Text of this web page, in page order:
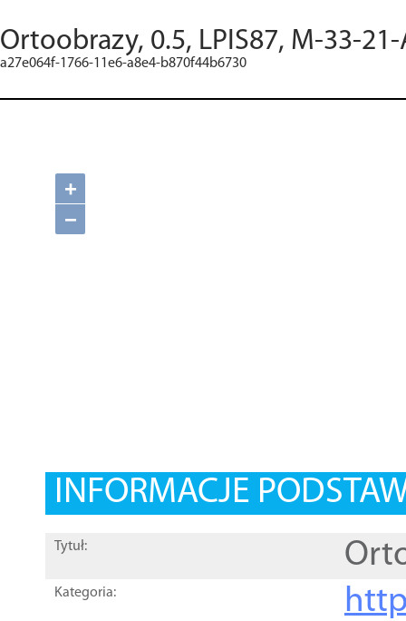
Ortoobrazy, 0.5, LPIS87, M-33-
a27e064f-1766-11e6-a8e4-b870f44b6730
+
−
INFORMACJE
Tytuł:
Kategoria: